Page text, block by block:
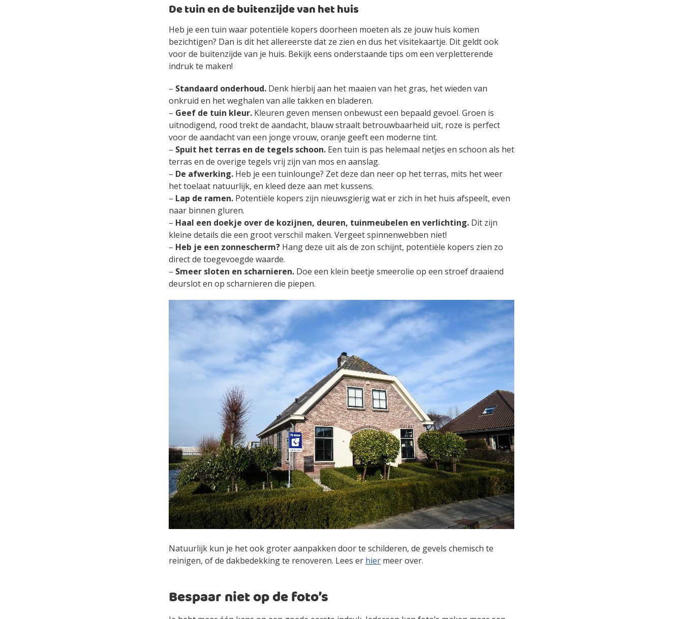
De tuin en de buitenzijde van het huis
Heb je een tuin waar potentiële kopers doorheen moeten als ze jouw huis komen
bezichtigen? Dan is dit het allereerste dat ze zien en dus het visitekaartje. Dit geldt ook
voor de buitenzijde van je huis. Bekijk eens onderstaande tips om een verpletterende
indruk te maken!
– Standaard onderhoud. Denk hierbij aan het maaien van het gras, het wieden van
onkruid en het weghalen van alle takken en bladeren.
– Geef de tuin kleur. Kleuren geven mensen onbewust een bepaald gevoel. Groen is
uitnodigend, rood trekt de aandacht, blauw straalt betrouwbaarheid uit, roze is perfect
voor de aandacht van een jonge vrouw, oranje geeft een moderne tint.
– Spuit het terras en de tegels schoon. Een tuin is pas helemaal netjes en schoon als het
terras en de overige tegels vrij zijn van mos en aanslag.
– De afwerking. Heb je een tuinlounge? Zet deze dan neer op het terras, mits het weer
het toelaat natuurlijk, en kleed deze aan met kussens.
– Lap de ramen. Potentiële kopers zijn nieuwsgierig wat er zich in het huis afspeelt, even
naar binnen gluren.
– Haal een doekje over de kozijnen, deuren, tuinmeubelen en verlichting. Dit zijn
kleine details die een groot verschil maken. Vergeet spinnenwebben niet!
– Heb je een zonnescherm? Hang deze uit als de zon schijnt, potentiële kopers zien zo
direct de toegevoegde waarde.
– Smeer sloten en scharnieren. Doe een klein beetje smeerolie op een stroef draaiend
deurslot en op scharnieren die piepen.
Natuurlijk kun je het ook groter aanpakken door te schilderen, de gevels chemisch te
reinigen, of de dakbedekking te renoveren. Lees er hier meer over.
Bespaar niet op de foto’s